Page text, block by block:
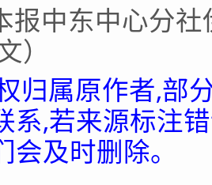
中东中心分社
）
归属原作者,部
系,若来源标注
及时删除。